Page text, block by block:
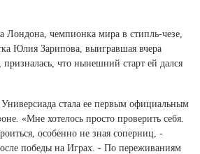
чемпионка мира в стипль-чезе,
Юлия Зарипова, выигравшая вчера
что нынешний старт ей дался
стала ее первым официальным
«Мне хотелось просто проверить себя.
особенно не зная соперниц, -
победы на Играх. - По переживаниям